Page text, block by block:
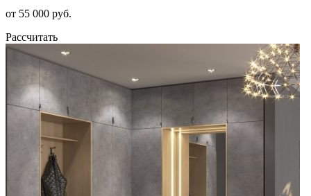
от 55 000 руб.
Рассчитать